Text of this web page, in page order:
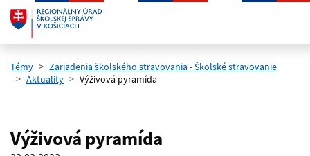
Preskočiť na hlavný obsah
Témy
Zariadenia školského stravovania - Školské stravovanie
Aktuality
Výživová pyramída
Výživová pyramída